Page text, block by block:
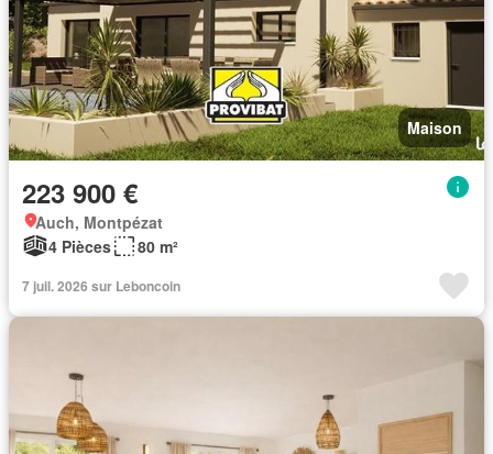
Maison
223 900 €
Auch, Montpézat
4 Pièces
80 m²
7 juil. 2026 sur Leboncoin